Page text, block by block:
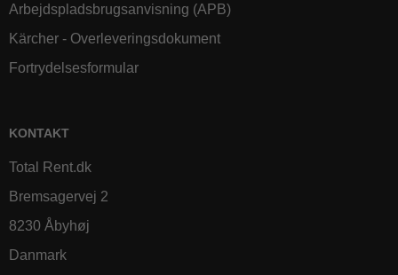
Arbejdspladsbrugsanvisning (APB)
Kärcher - Overleveringsdokument
Fortrydelsesformular
KONTAKT
Total Rent.dk
Bremsagervej 2
8230 Åbyhøj
Danmark